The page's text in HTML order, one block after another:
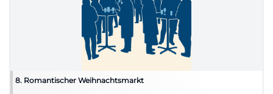
8. Romantischer Weihnachtsmarkt